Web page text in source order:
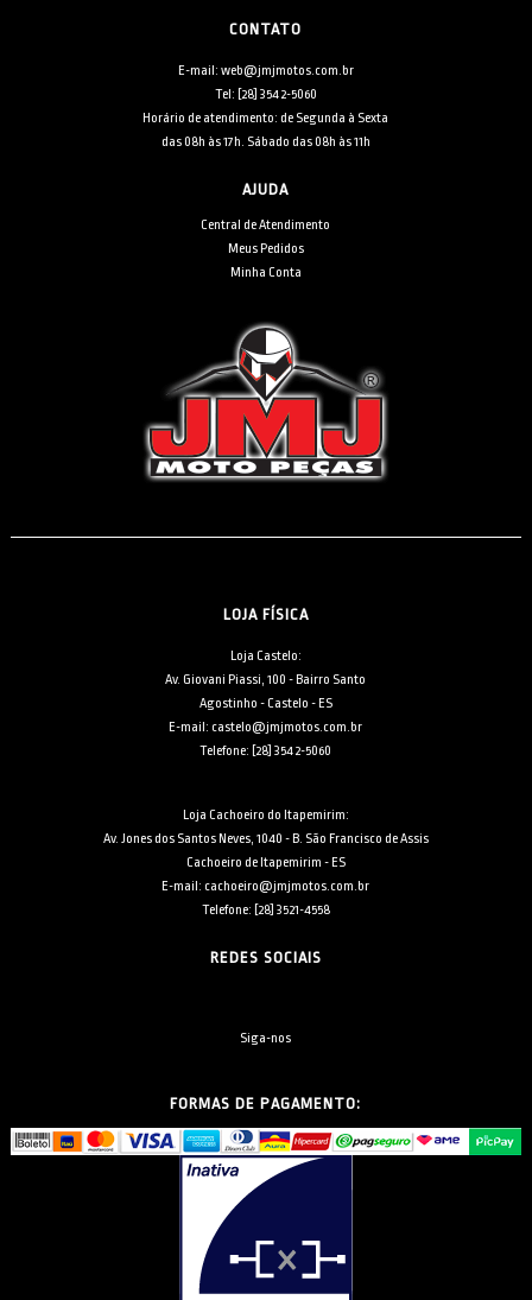
CONTATO
E-mail: web@jmjmotos.com.br
Tel: [28] 3542-5060
Horário de atendimento: de Segunda à Sexta
das 08h às 17h. Sábado das 08h às 11h
AJUDA
Central de Atendimento
Meus Pedidos
Minha Conta
LOJA FÍSICA
Loja Castelo:
Av. Giovani Piassi, 100 - Bairro Santo
Agostinho - Castelo - ES
E-mail: castelo@jmjmotos.com.br
Telefone: [28] 3542-5060
Loja Cachoeiro do Itapemirim:
Av. Jones dos Santos Neves, 1040 - B. São Francisco de Assis
Cachoeiro de Itapemirim - ES
E-mail: cachoeiro@jmjmotos.com.br
Telefone: [28] 3521-4558
REDES SOCIAIS
Siga-nos
FORMAS DE PAGAMENTO: